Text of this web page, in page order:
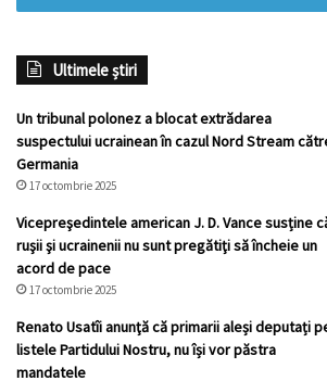
Ultimele știri
Un tribunal polonez a blocat extrădarea
suspectului ucrainean în cazul Nord Stream
Germania
17 octombrie 2025
Vicepreşedintele american J. D. Vance susține
ruşii şi ucrainenii nu sunt pregătiţi să încheie un
acord de pace
17 octombrie 2025
Renato Usatîi anunţă că primarii aleși deputați
listele Partidului Nostru, nu își vor păstra
mandatele